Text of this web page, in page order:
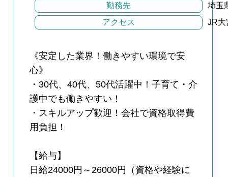
勤務先
埼玉
アクセス
JR
《安定した業界！働きやすい環境で安
心》
・30代、40代、50代活躍中！子育て・介
護中でも働きやすい！
・スキルアップ歓迎！会社で資格取得費
用負担！
【給与】
日給24000円～26000円（資格や経験に